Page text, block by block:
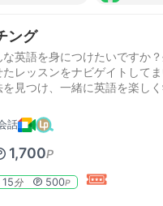
ング
英語を身につけたいですか
レッスンをナビゲイトして
見つけ、一緒に英語を楽し
話
1,700P
15分 500P